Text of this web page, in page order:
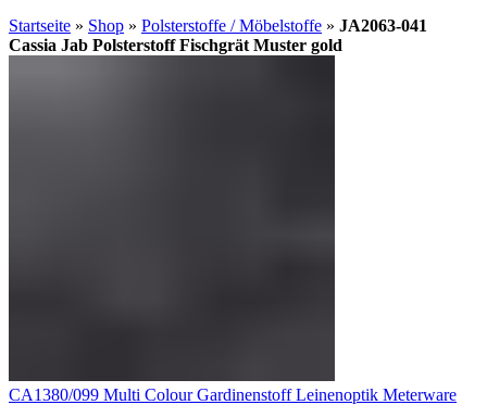
Startseite » Shop » Polsterstoffe / Möbelstoffe » JA2063-041
Cassia Jab Polsterstoff Fischgrät Muster gold
CA1380/099 Multi Colour Gardinenstoff Leinenoptik Meterware